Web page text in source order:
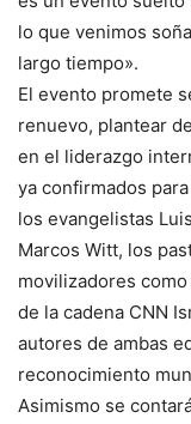
lo que venimos
largo tiempo».
El evento promete
renuevo, plantear
en el liderazgo
ya confirmados
los evangelistas
Marcos Witt, los
movilizadores
de la cadena CNN
autores de ambas
reconocimiento
Asimismo se